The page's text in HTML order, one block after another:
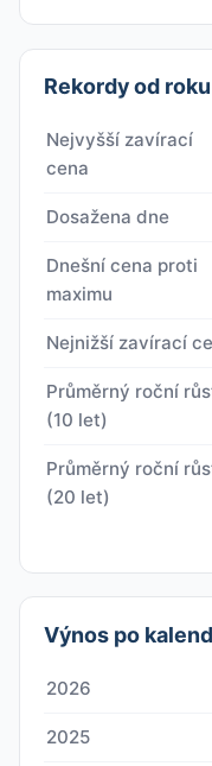
Rekordy od
Nejvyšší zavírací
cena
Dosažena dne
Dnešní cena proti
maximu
Nejnižší zavírací
Průměrný roční
(10 let)
Průměrný roční
(20 let)
Výnos po
2026
2025